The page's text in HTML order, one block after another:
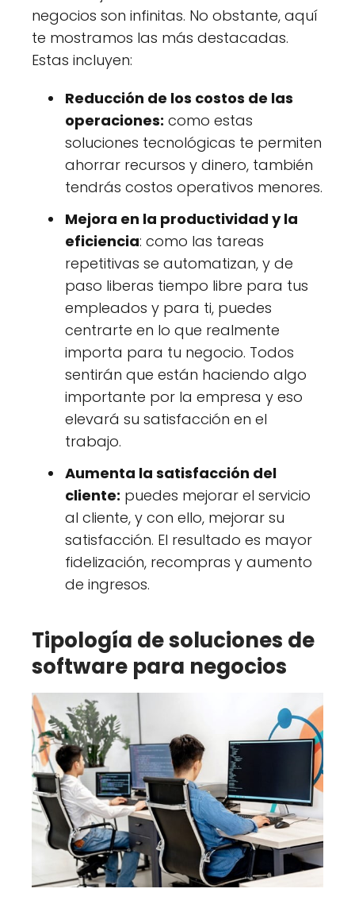
negocios son infinitas. No obstante, aquí
te mostramos las más destacadas.
Estas incluyen:
Reducción de los costos de las
operaciones: como estas
soluciones tecnológicas te permiten
ahorrar recursos y dinero, también
tendrás costos operativos menores.
Mejora en la productividad y la
eficiencia: como las tareas
repetitivas se automatizan, y de
paso liberas tiempo libre para tus
empleados y para ti, puedes
centrarte en lo que realmente
importa para tu negocio. Todos
sentirán que están haciendo algo
importante por la empresa y eso
elevará su satisfacción en el
trabajo.
Aumenta la satisfacción del
cliente: puedes mejorar el servicio
al cliente, y con ello, mejorar su
satisfacción. El resultado es mayor
fidelización, recompras y aumento
de ingresos.
Tipología de soluciones de
software para negocios